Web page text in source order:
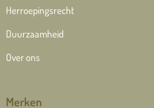
Herroepingsrecht
Duurzaamheid
Over ons
Merken